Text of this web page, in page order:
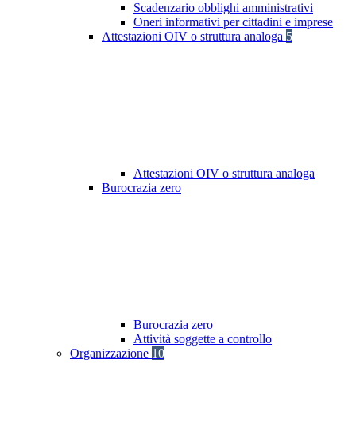
Scadenzario obblighi amministrativi
Oneri informativi per cittadini e imprese
Attestazioni OIV o struttura analoga 5
Attestazioni OIV o struttura analoga
Burocrazia zero
Burocrazia zero
Attività soggette a controllo
Organizzazione 10